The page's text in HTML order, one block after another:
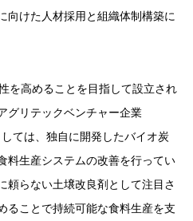
向けた人材採用と組織体制構築に
を高めることを目指して設立され
グリテックベンチャー企業
ては、独自に開発したバイオ炭
料生産システムの改善を行ってい
頼らない土壌改良剤として注目さ
ることで持続可能な食料生産を支